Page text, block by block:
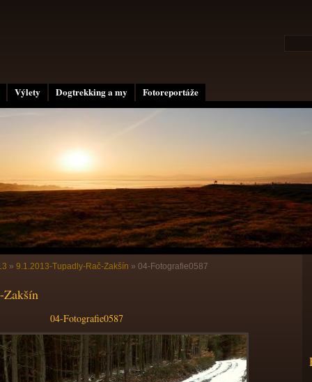
Výlety Dogtrekking a my Fotoreportáže
» 9.1.2013-Tupadly-Rač-Zakšín » 04-Fotografie0587
Zakšín
04-Fotografie0587